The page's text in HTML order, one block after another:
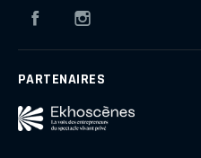
Facebook
PARTENAIRES